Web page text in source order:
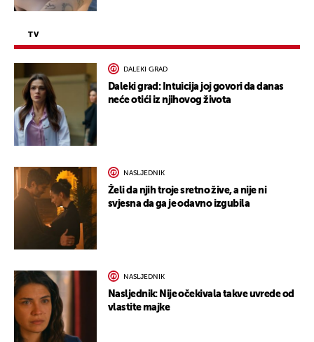
TV
DALEKI GRAD
Daleki grad: Intuicija joj govori da danas
neće otići iz njihovog života
NASLJEDNIK
Želi da njih troje sretno žive, a nije ni
svjesna da ga je odavno izgubila
NASLJEDNIK
Nasljednik: Nije očekivala takve uvrede od
vlastite majke